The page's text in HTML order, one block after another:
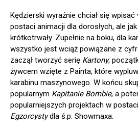
Kędzierski wyraźnie chciał się
postaci animacji dla dorosłych, ale
krótkotrwały. Zupełnie na boku, dla
wszystko jest wciąż powiązane z
zaczął tworzyć serię Kartony,
żywcem wzięte z Painta, które
karabinu maszynowego. W końcu
popularnym Kapitanie Bombie, a
popularniejszych projektach w postaci
Egzorcystydla ś.p. Showmaxa.